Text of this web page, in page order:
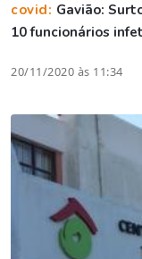
covid: Gavião:
10 funcionários
20/11/2020 às 11:34